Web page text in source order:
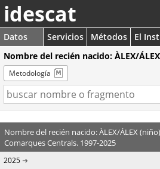
idescat
Datos Servicios Métodos
El
Nombre del recién nacido: ÀLEX/
Metodología
Nombre del recién nacido: ÀLEX/ÁLEX
Comarques Centrals. 1997-2025
2025